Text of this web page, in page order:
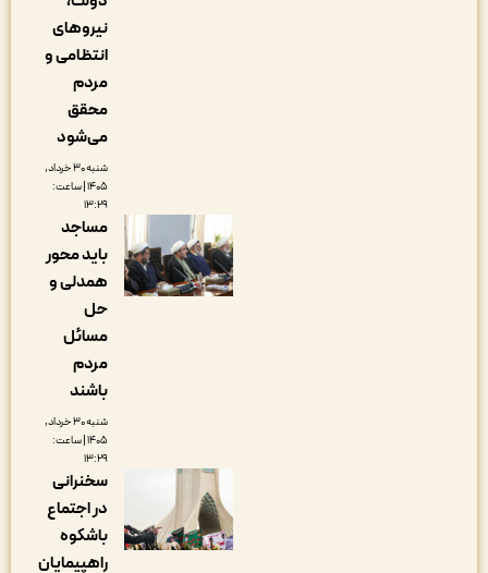
نیروهای
انتظامی و
می‌شود
شنبه ۳۰ خرداد,
۱۴۰۵ | ساعت:
مساجد
باید محور
همدلی و
شنبه ۳۰ خرداد,
۱۴۰۵ | ساعت:
سخنرانی
در اجتماع
باشکوه
راهپیمایان